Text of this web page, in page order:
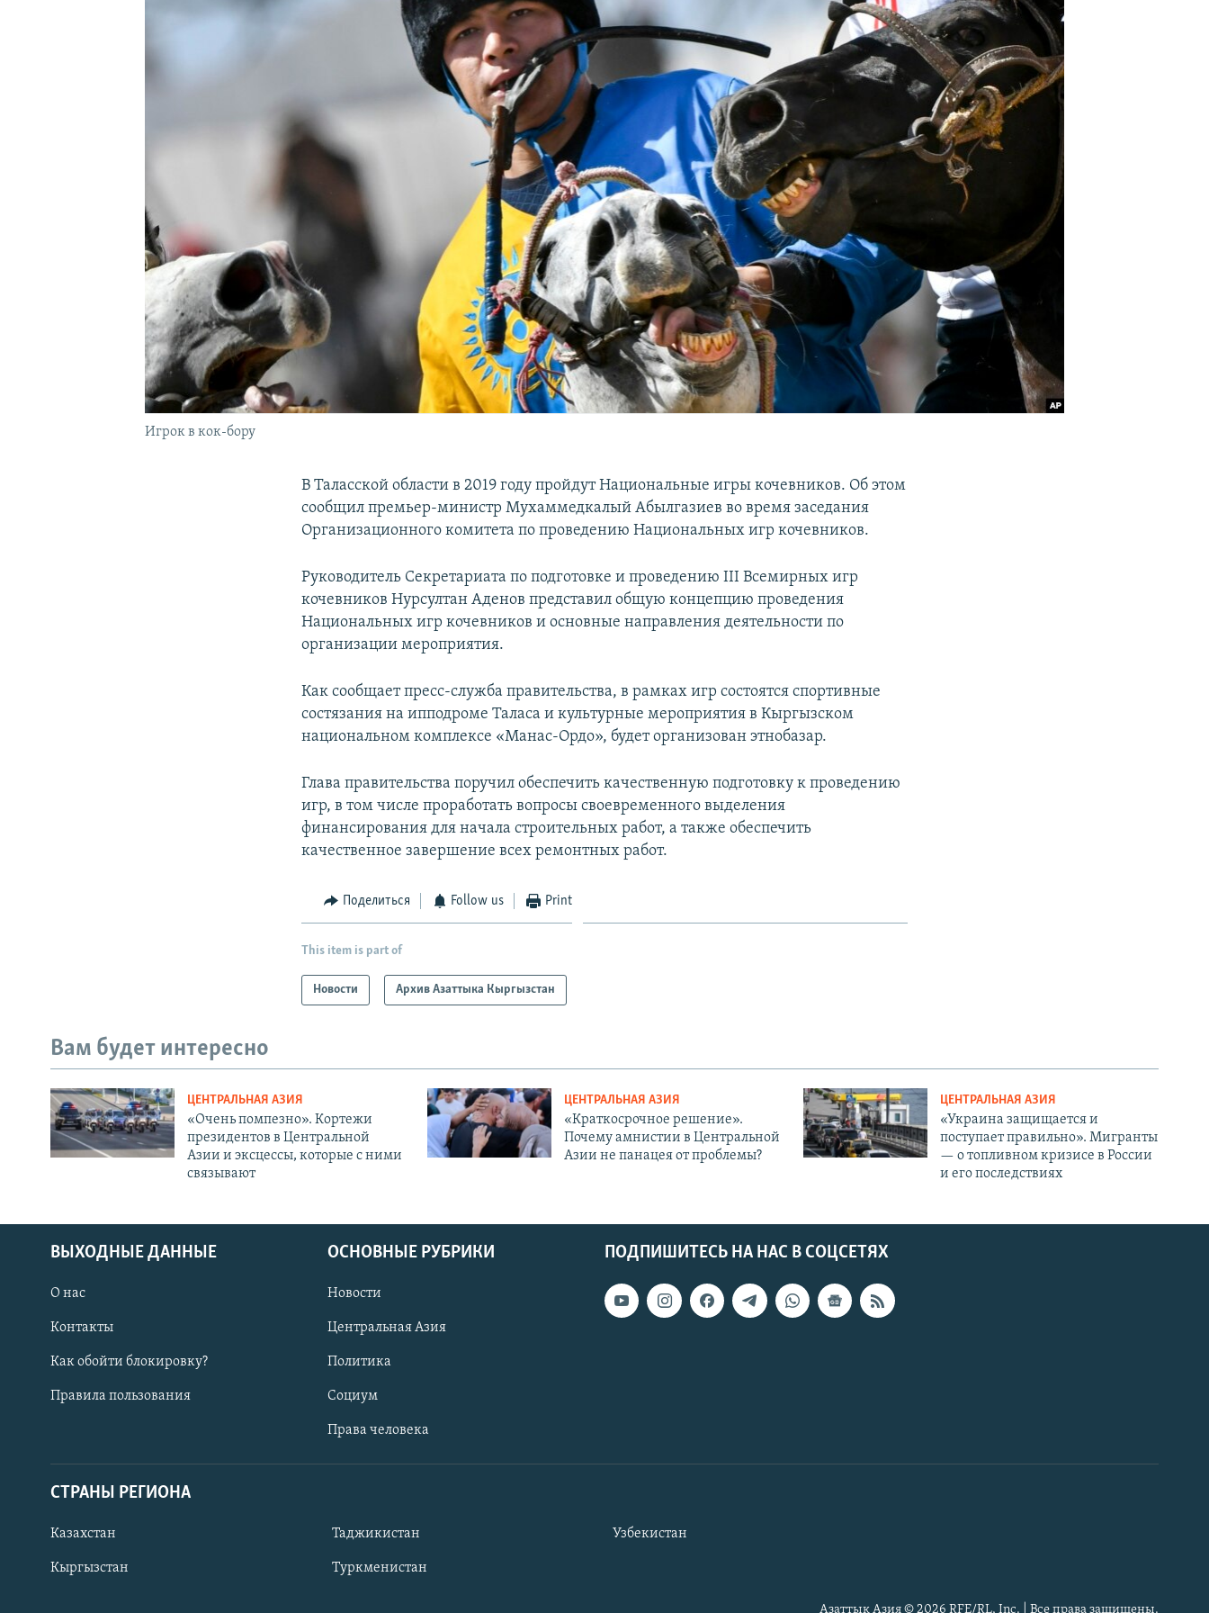
Игрок в кок-бору
В Таласской области в 2019 году пройдут Национальные игры кочевников. Об этом
сообщил премьер-министр Мухаммедкалый Абылгазиев во время заседания
Организационного комитета по проведению Национальных игр кочевников.
Руководитель Секретариата по подготовке и проведению III Всемирных игр
кочевников Нурсултан Аденов представил общую концепцию проведения
Национальных игр кочевников и основные направления деятельности по
организации мероприятия.
Как сообщает пресс-служба правительства, в рамках игр состоятся спортивные
состязания на ипподроме Таласа и культурные мероприятия в Кыргызском
национальном комплексе «Манас-Ордо», будет организован этнобазар.
Глава правительства поручил обеспечить качественную подготовку к проведению
игр, в том числе проработать вопросы своевременного выделения
финансирования для начала строительных работ, а также обеспечить
качественное завершение всех ремонтных работ.
Поделиться Follow us Print
This item is part of
Новости Архив Азаттыка Кыргызстан
Вам будет интересно
ЦЕНТРАЛЬНАЯ АЗИЯ
«Очень помпезно». Кортежи
президентов в Центральной
Азии и эксцессы, которые с ними
связывают
ЦЕНТРАЛЬНАЯ АЗИЯ
«Краткосрочное решение».
Почему амнистии в Центральной
Азии не панацея от проблемы?
ЦЕНТРАЛЬНАЯ АЗИЯ
«Украина защищается и
поступает правильно». Мигранты
— о топливном кризисе в России
и его последствиях
ПОДПИШИТЕСЬ НА НАС В СОЦСЕТЯХ
ВЫХОДНЫЕ ДАННЫЕ
О нас
Контакты
Как обойти блокировку?
Правила пользования
ОСНОВНЫЕ РУБРИКИ
Новости
Центральная Азия
Политика
Социум
Права человека
СТРАНЫ РЕГИОНА
Казахстан
Кыргызстан
Таджикистан
Туркменистан
Узбекистан
Азаттык Азия © 2026 RFE/RL, Inc. | Все права защищены.